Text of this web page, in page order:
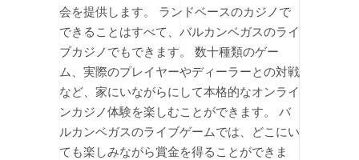
会を提供します。 ランドベースのカジノで
できることはすべて、バルカンベガスのライ
ブカジノでもできます。 数十種類のゲー
ム、実際のプレイヤーやディーラーとの対戦
など、家にいながらにして本格的なオンライ
ンカジノ体験を楽しむことができます。 バ
ルカンベガスのライブゲームでは、どこにい
ても楽しみながら賞金を得ることができま